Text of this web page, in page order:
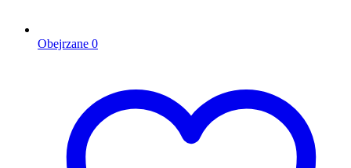
Obejrzane 0